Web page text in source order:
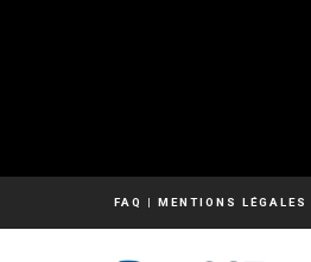
FAQ | MENTIONS LÉGALES